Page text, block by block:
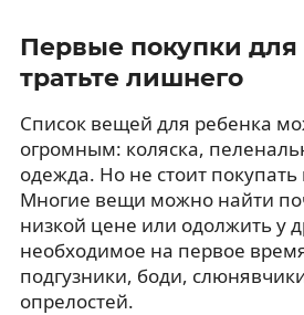
Первые покупки
тратьте лишнего
Список вещей для ребенка
огромным: коляска,
одежда. Но не стоит покупать
Многие вещи можно найти
низкой цене или одолжить у
необходимое на первое
подгузники, боди,
опрелостей.